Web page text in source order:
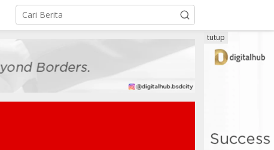
tutup